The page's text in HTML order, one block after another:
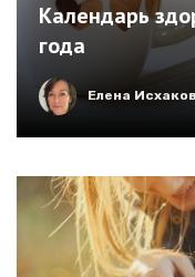
Календарь
года
Елена